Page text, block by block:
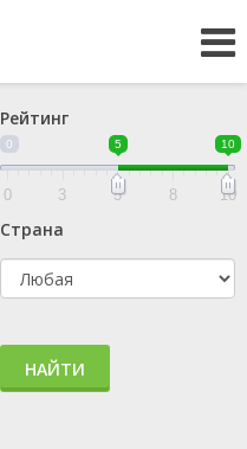
Рейтинг
0 5 10
0 3 5 8 10
Страна
НАЙТИ